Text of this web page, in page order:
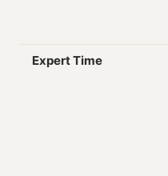
Expert Time